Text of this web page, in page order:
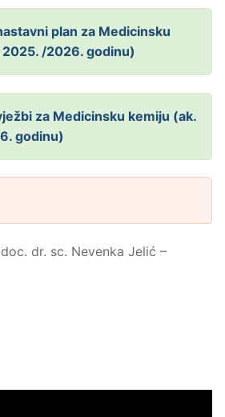
plan za Medicinsku
/2026. godinu)
za Medicinsku kemiju (ak.
godinu)
dr. sc. Nevenka Jelić –